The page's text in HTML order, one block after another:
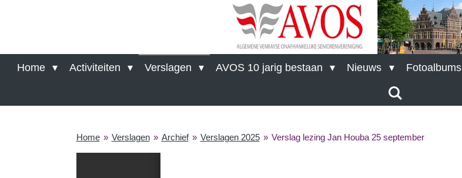
hoofdinhoud
Home Activiteiten Verslagen AVOS 10 jarig bestaan Nieuws Fotoalbums
Home » Verslagen » Archief » Verslagen 2025 » Verslag lezing Jan Houba 25 september